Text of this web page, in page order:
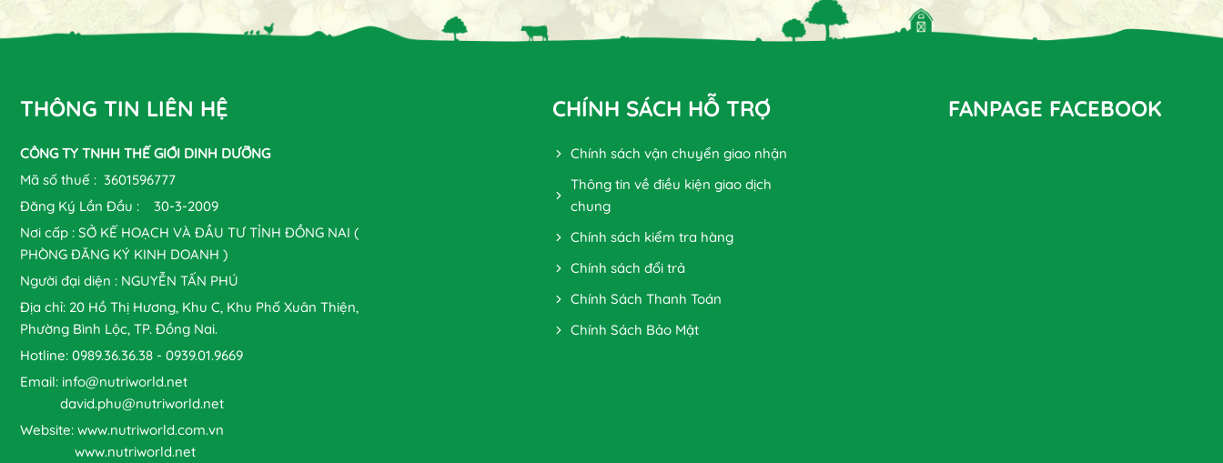
THÔNG TIN LIÊN HỆ
CÔNG TY TNHH THẾ GIỚI DINH DƯỠNG
Mã số thuế : 3601596777
Đăng Ký Lần Đầu : 30-3-2009
Nơi cấp : SỞ KẾ HOẠCH VÀ ĐẦU TƯ TỈNH ĐỒNG NAI (
PHÒNG ĐĂNG KÝ KINH DOANH )
Người đại diện : NGUYỄN TẤN PHÚ
Địa chỉ: 20 Hồ Thị Hương, Khu C, Khu Phố Xuân Thiện,
Phường Bình Lộc, TP. Đồng Nai.
Hotline: 0989.36.36.38 - 0939.01.9669
Email: info@nutriworld.net
david.phu@nutriworld.net
Website: www.nutriworld.com.vn
www.nutriworld.net
CHÍNH SÁCH HỖ TRỢ
Chính sách vận chuyển giao nhận
Thông tin về điều kiện giao dịch
chung
Chính sách kiểm tra hàng
Chính sách đổi trả
Chính Sách Thanh Toán
Chính Sách Bảo Mật
FANPAGE FACEBOOK